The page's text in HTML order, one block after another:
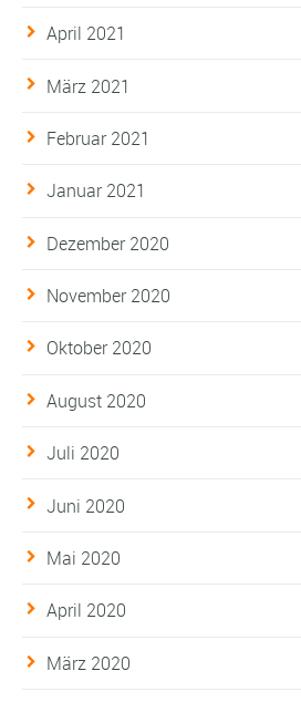
April 2021
März 2021
Februar 2021
Januar 2021
Dezember 2020
November 2020
Oktober 2020
August 2020
Juli 2020
Juni 2020
Mai 2020
April 2020
März 2020